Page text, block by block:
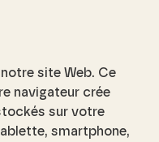
site Web. Ce
navigateur crée
sur votre
smartphone,